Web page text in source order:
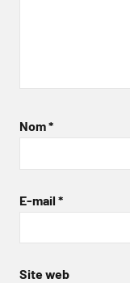
Nom*
E-mail *
Site web